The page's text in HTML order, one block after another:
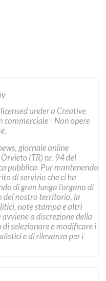
under a Creative
- Non opere
.
giornale online
(TR) nr. 94 del
pubblica. Pur mantenendo
di servizio che ci ha
di gran lunga l’organo di
del nostro territorio, la
note stampa e altri
a discrezione della
selezionare e modificare i
e di rilevanza per i